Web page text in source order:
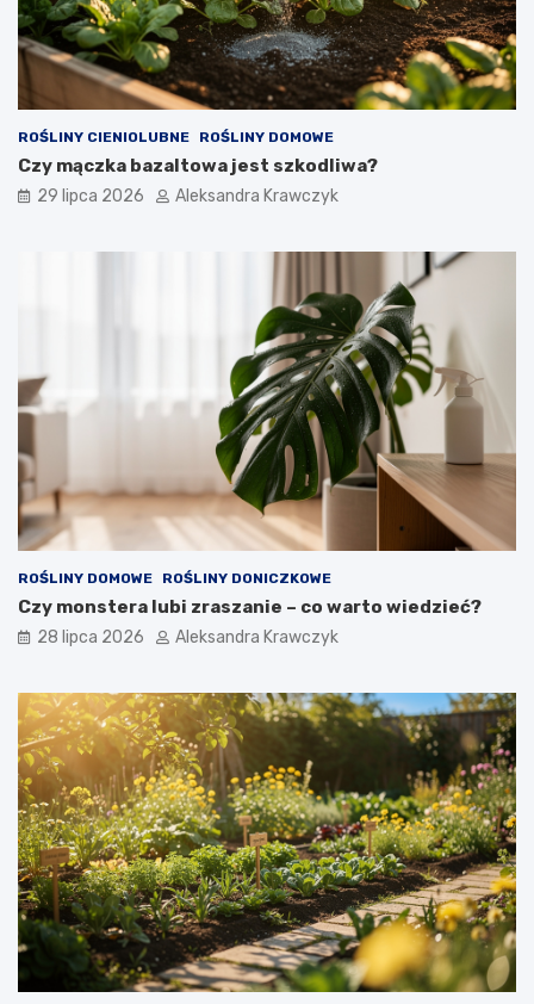
ROŚLINY CIENIOLUBNE ROŚLINY DOMOWE
Czy mączka bazaltowa jest szkodliwa?
29 lipca 2026 Aleksandra Krawczyk
ROŚLINY DOMOWE ROŚLINY DONICZKOWE
Czy monstera lubi zraszanie – co warto wiedzieć?
28 lipca 2026 Aleksandra Krawczyk